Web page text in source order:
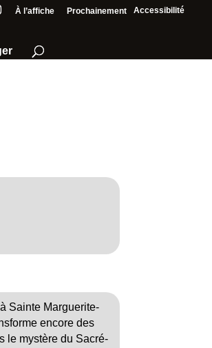
Accessibilité
À l’affiche Prochainement
Sainte Marguerite-
encore des
le mystère du Sacré-